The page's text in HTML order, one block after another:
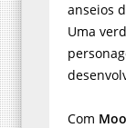
anseios
Uma
Com